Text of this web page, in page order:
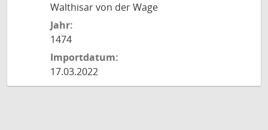
Walthisar von der Wage
Jahr:
1474
Importdatum:
17.03.2022